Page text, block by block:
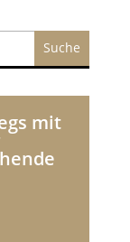
mit